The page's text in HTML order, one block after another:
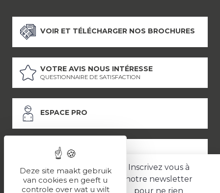
Inscrivez vous à
notre newsletter
pour ne rien
VOIR ET TÉLÉCHARGER NOS BROCHURES
VOTRE AVIS NOUS INTÉRESSE
QUESTIONNAIRE DE SATISFACTION
ESPACE PRO
ESPACE PRESSE
LES PARTENAIRES
Deze site maakt gebruik
van cookies en geeft u
controle over wat u wilt